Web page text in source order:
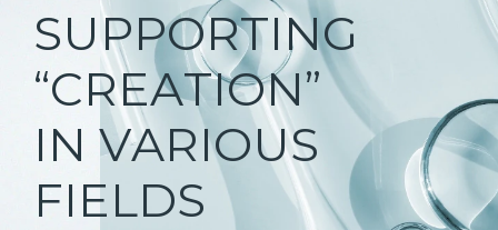
採用情報
English お問い合わせ
SUPPORTING
“CREATION”
IN VARIOUS
FIELDS